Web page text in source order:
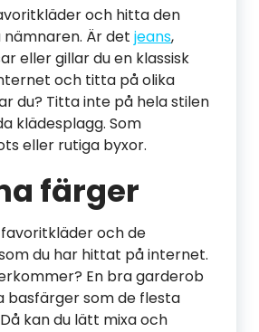
och hitta den
Är det jeans,
eller gillar du en klassisk
och titta på olika
du? Titta inte på hela stilen
klädesplagg. Som
eller rutiga byxor.
färger
och de
du har hittat på internet.
En bra garderob
basfärger som de flesta
kan du lätt mixa och